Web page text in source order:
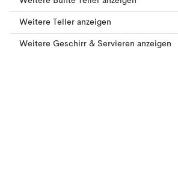
Weitere Teller anzeigen
Weitere Geschirr & Servieren anzeigen